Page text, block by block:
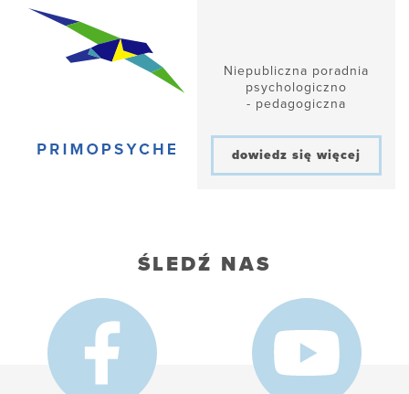
Niepubliczna poradnia
psychologiczno
- pedagogiczna
dowiedz się więcej
ŚLEDŹ NAS